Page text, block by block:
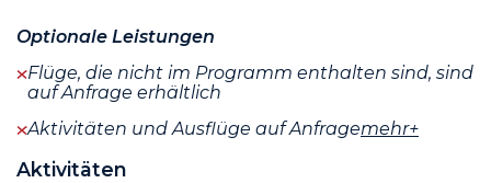
Optionale Leistungen
Flüge, die nicht im Programm enthalten sind, sind
auf Anfrage erhältlich
Aktivitäten und Ausflüge auf Anfragemehr+
Aktivitäten